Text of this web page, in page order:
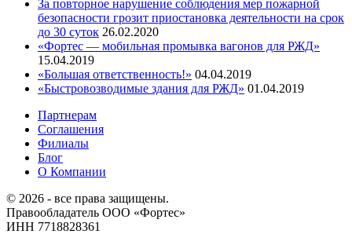
За повторное нарушение соблюдения мер пожарной
безопасности грозит приостановка деятельности на срок
до 30 суток 26.02.2020
«Фортес — мобильная промывка вагонов для РЖД»
15.04.2019
«Большая ответственность!» 04.04.2019
«Быстровозводимые здания для РЖД» 01.04.2019
Партнерам
Соглашения
Филиалы
Блог
О Компании
© 2026 - все права защищены.
Правообладатель ООО «Фортес»
ИНН 7718828361